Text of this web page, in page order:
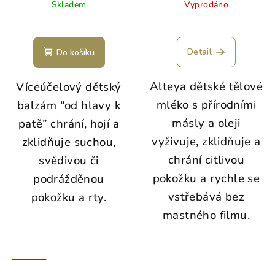
Skladem
Do košíku
Víceúčelový dětský
balzám “od hlavy k
patě” chrání, hojí a
zklidňuje suchou,
svědivou či
podrážděnou
pokožku a rty.
Vyprodáno
Detail
Alteya dětské tělové
mléko s přírodními
másly a oleji
vyživuje, zklidňuje a
chrání citlivou
pokožku a rychle se
vstřebává bez
mastného filmu.